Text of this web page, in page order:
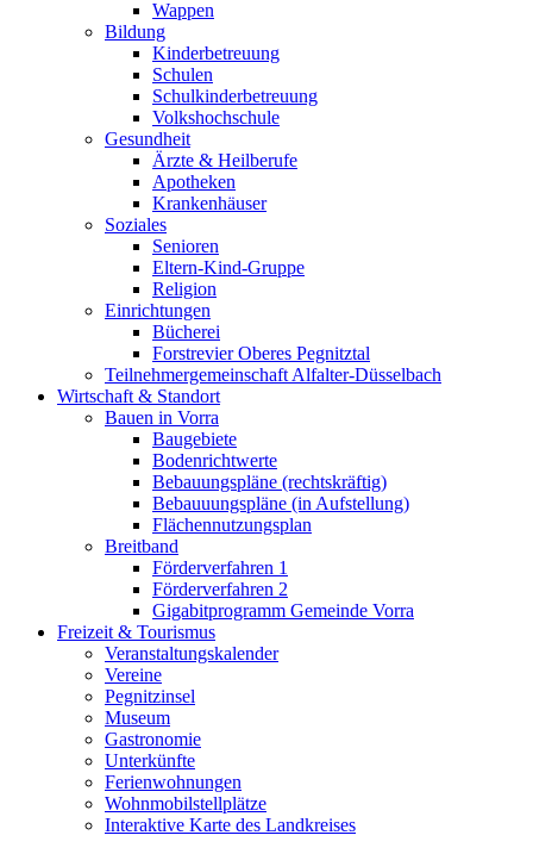
Wappen
Bildung
Kinderbetreuung
Schulen
Schulkinderbetreuung
Volkshochschule
Gesundheit
Ärzte & Heilberufe
Apotheken
Krankenhäuser
Soziales
Senioren
Eltern-Kind-Gruppe
Religion
Einrichtungen
Bücherei
Forstrevier Oberes Pegnitztal
Teilnehmergemeinschaft Alfalter-Düsselbach
Wirtschaft & Standort
Bauen in Vorra
Baugebiete
Bodenrichtwerte
Bebauungspläne (rechtskräftig)
Bebauuungspläne (in Aufstellung)
Flächennutzungsplan
Breitband
Förderverfahren 1
Förderverfahren 2
Gigabitprogramm Gemeinde Vorra
Freizeit & Tourismus
Veranstaltungskalender
Vereine
Pegnitzinsel
Museum
Gastronomie
Unterkünfte
Ferienwohnungen
Wohnmobilstellplätze
Interaktive Karte des Landkreises